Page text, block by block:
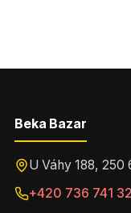
Beka Bazar
U Váhy 188, 250
+420 736 741